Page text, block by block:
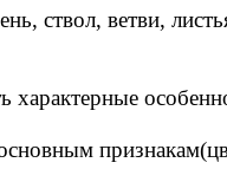
ствол, ветви,
характерные